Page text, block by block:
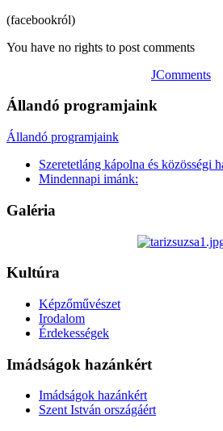
(facebookról)
You have no rights to post comments
JComments
Állandó programjaink
Állandó programjaink
Szeretetláng kápolna és közösségi
Mindennapi imánk:
Galéria
Kultúra
Képzőművészet
Irodalom
Érdekességek
Imádságok hazánkért
Imádságok hazánkért
Szent István országáért